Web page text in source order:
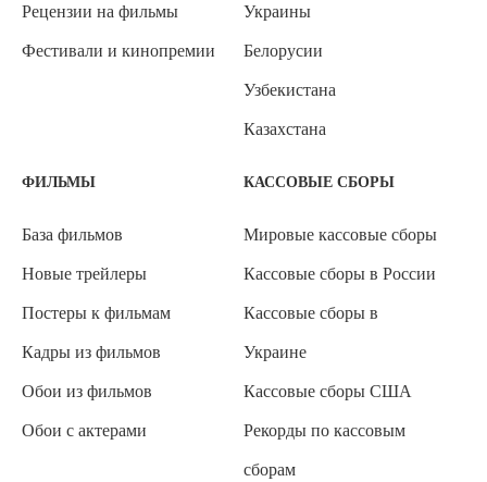
Рецензии на фильмы
Фестивали и кинопремии
Украины
Белорусии
Узбекистана
Казахстана
ФИЛЬМЫ
База фильмов
Новые трейлеры
Постеры к фильмам
Кадры из фильмов
Обои из фильмов
Обои с актерами
КАССОВЫЕ СБОРЫ
Мировые кассовые сборы
Кассовые сборы в России
Кассовые сборы в
Украине
Кассовые сборы США
Рекорды по кассовым
сборам